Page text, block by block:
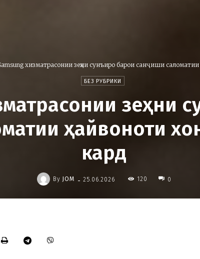
хизматрасонии зеҳни сунъиро барои санҷиши саломатии
БЕЗ РУБРИКИ
зеҳни
ҳайвоноти
кард
By JOM - 25.06.2026 120 0